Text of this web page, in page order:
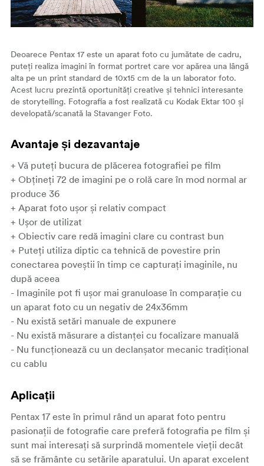
Deoarece Pentax 17 este un aparat foto cu jumătate de cadru,
puteți realiza imagini în format portret care vor apărea una lângă
alta pe un print standard de 10x15 cm de la un laborator foto.
Acest lucru prezintă oportunități creative și tehnici interesante
de storytelling. Fotografia a fost realizată cu Kodak Ektar 100 și
developată/scanată la Stavanger Foto.
Avantaje și dezavantaje
+ Vă puteți bucura de plăcerea fotografiei pe film
+ Obțineți 72 de imagini pe o rolă care în mod normal ar
produce 36
+ Aparat foto ușor și relativ compact
+ Ușor de utilizat
+ Obiectiv care redă imagini clare cu contrast bun
+ Puteți utiliza diptic ca tehnică de povestire prin
conectarea poveștii în timp ce capturați imaginile, nu
după aceea
- Imaginile pot fi ușor mai granuloase în comparație cu
un aparat foto cu un negativ de 24x36mm
- Nu există setări manuale de expunere
- Nu există măsurare a distanței cu focalizare manuală
- Nu funcționează cu un declanșator mecanic tradițional
cu cablu
Aplicații
Pentax 17 este în primul rând un aparat foto pentru
pasionații de fotografie care preferă fotografia pe film și
sunt mai interesați să surprindă momentele vieții decât
să se frământe cu setările aparatului. Un aparat excelent